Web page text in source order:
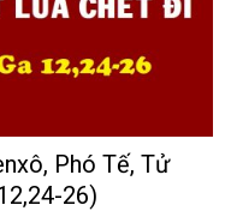
Phó Tế, Tử
26)